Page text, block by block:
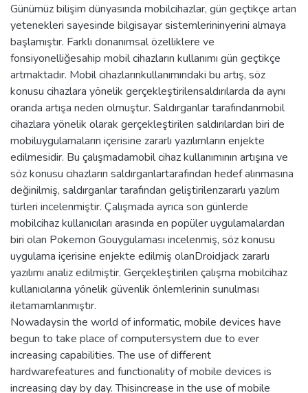
Günümüz bilişim dünyasında mobilcihazlar, gün geçtikçe artan
yetenekleri sayesinde bilgisayar sistemlerininyerini almaya
başlamıştır. Farklı donanımsal özelliklere ve
fonsiyonelliğesahip mobil cihazların kullanımı gün geçtikçe
artmaktadır. Mobil cihazlarınkullanımındaki bu artış, söz
konusu cihazlara yönelik gerçekleştirilensaldırılarda da aynı
oranda artışa neden olmuştur. Saldırganlar tarafındanmobil
cihazlara yönelik olarak gerçekleştirilen saldırılardan biri de
mobiluygulamaların içerisine zararlı yazılımların enjekte
edilmesidir. Bu çalışmadamobil cihaz kullanımının artışına ve
söz konusu cihazların saldırganlartarafından hedef alınmasına
değinilmiş, saldırganlar tarafından geliştirilenzararlı yazılım
türleri incelenmiştir. Çalışmada ayrıca son günlerde
mobilcihaz kullanıcıları arasında en popüler uygulamalardan
biri olan Pokemon Gouygulaması incelenmiş, söz konusu
uygulama içerisine enjekte edilmiş olanDroidjack zararlı
yazılımı analiz edilmiştir. Gerçekleştirilen çalışma mobilcihaz
kullanıcılarına yönelik güvenlik önlemlerinin sunulması
iletamamlanmıştır.
Nowadaysin the world of informatic, mobile devices have
begun to take place of computersystem due to ever
increasing capabilities. The use of different
hardwarefeatures and functionality of mobile devices is
increasing day by day. Thisincrease in the use of mobile